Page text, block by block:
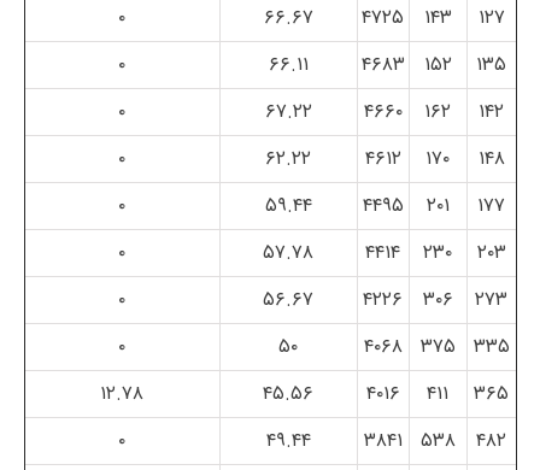
۱۲۷
۱۴۳ ۴۷۲۵ ۶۶.۶۷
۰
۱۳۵
۱۵۲ ۴۶۸۳ ۶۶.۱۱
۰
۱۴۲
۱۶۲ ۴۶۶۰ ۶۷.۲۲
۰
۱۴۸
۱۷۰ ۴۶۱۲ ۶۲.۲۲
۰
۱۷۷
۲۰۱ ۴۴۹۵ ۵۹.۴۴
۰
۲۰۳
۲۳۰ ۴۴۱۴ ۵۷.۷۸
۰
۲۷۳
۳۰۶ ۴۲۲۶ ۵۶.۶۷
۰
۳۳۵
۳۷۵ ۴۰۶۸ ۵۰
۰
۳۶۵
۴۱۱ ۴۰۱۶ ۴۵.۵۶
۱۲.۷۸
۴۸۲
۵۳۸ ۳۸۴۱ ۴۹.۴۴
۰